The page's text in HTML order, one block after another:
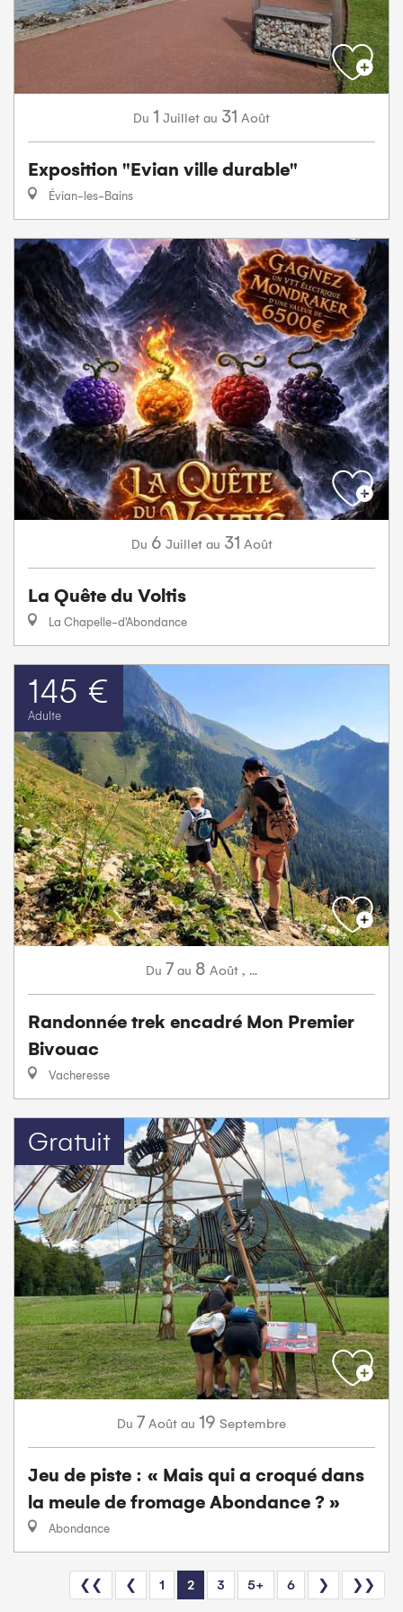
Du 1 Juillet au 31 Août
Exposition "Evian ville durable"
Évian-les-Bains
Du 6 Juillet au 31 Août
La Quête du Voltis
La Chapelle-d'Abondance
145 €
Adulte
Du 7 au 8 Août , ...
Randonnée trek encadré Mon Premier
Bivouac
Vacheresse
Gratuit
Du 7 Août au 19 Septembre
Jeu de piste : « Mais qui a croqué dans
la meule de fromage Abondance ? »
Abondance
❮❮ ❮ 1 2 3 5+ 6 ❯ ❯❯